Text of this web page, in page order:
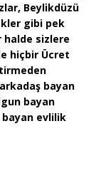
Beylikdüzü
gibi pek
halde sizlere
hiçbir Ücret
bayan
bayan
evlilik